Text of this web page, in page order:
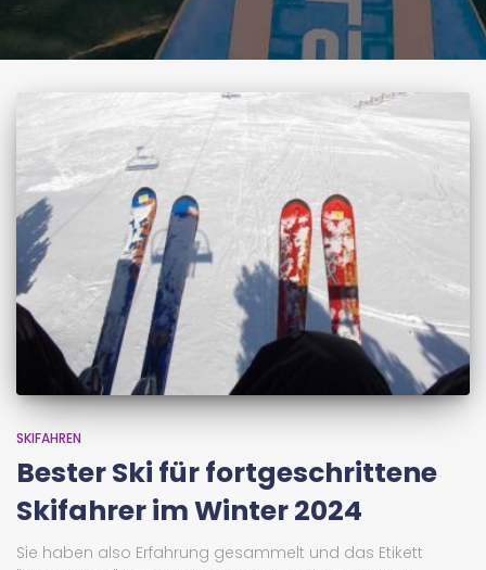
SKIFAHREN
Bester Ski für fortgeschrittene
Skifahrer im Winter 2024
Sie haben also Erfahrung gesammelt und das Etikett